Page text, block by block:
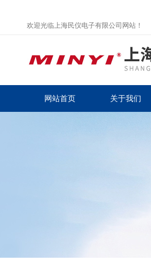
欢迎光临上海民仪电子有限公司网站！
网站首页 关于我们